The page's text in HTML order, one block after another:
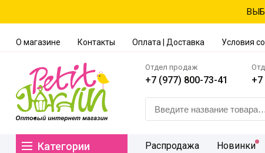
О магазине Контакты Оплата | Доставка Условия
Отдел продаж
+7 (977) 800-73-41 +7
Категории Распродажа Новинки